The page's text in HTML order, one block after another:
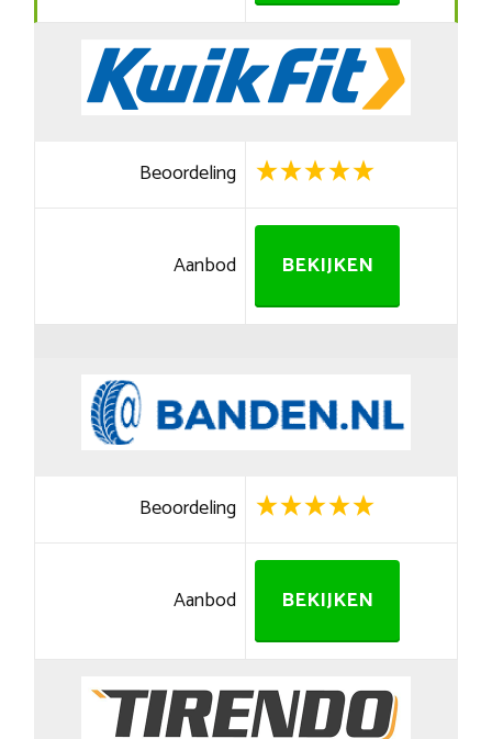
Beoordeling
Aanbod BEKIJKEN
Beoordeling
Aanbod BEKIJKEN